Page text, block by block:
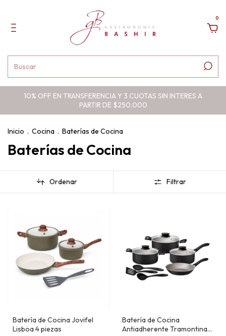
0
10% OFF EN TRANSFERENCIA Y 3 CUOTAS SIN INTERES A
PARTIR DE $250.000
Inicio . Cocina . Baterías de Cocina
Baterías de Cocina
Ordenar Filtrar
Batería de Cocina Jovifel
Lisboa 4 piezas
Batería de Cocina
Antiadherente Tramontina